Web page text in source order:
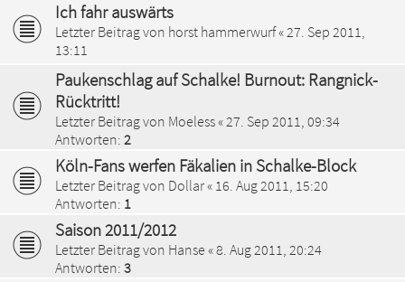
Ich fahr auswärts
Letzter Beitrag von horst hammerwurf«27. Sep 2011,
13:11
Paukenschlag auf Schalke! Burnout: Rangnick-
Rücktritt!
Letzter Beitrag von Moeless«27. Sep 2011, 09:34
Antworten: 2
Köln-Fans werfen Fäkalien in Schalke-Block
Letzter Beitrag von Dollar« 16. Aug 2011, 15:20
Antworten: 1
Saison 2011/2012
Letzter Beitrag von Hanse «8. Aug 2011, 20:24
Antworten: 3